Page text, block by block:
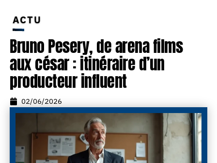
ACTU
Bruno Pesery, de arena films
aux césar : itinéraire d’un
producteur influent
02/06/2026